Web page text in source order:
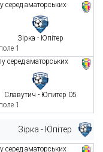
серед аматорських
Зірка - Юпітер
1
серед аматорських
Славутич - Юпитер 05
1
Зірка - Юпітер
серед аматорських